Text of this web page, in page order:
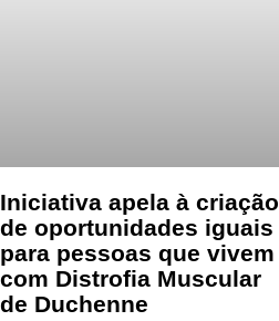
Iniciativa apela à criação
de oportunidades iguais
para pessoas que vivem
com Distrofia Muscular
de Duchenne